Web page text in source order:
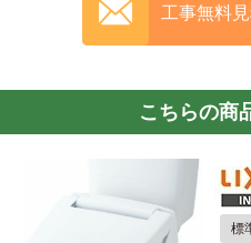
工事無料
こちらの商
標